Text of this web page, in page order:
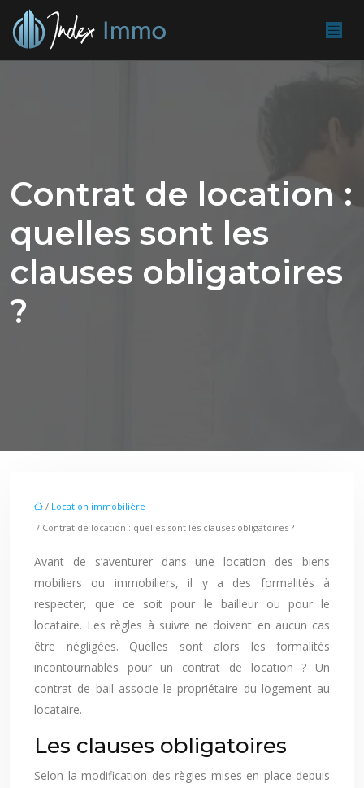
Contrat de location :
quelles sont les
clauses obligatoires
?
/ Location immobilière
/ Contrat de location : quelles sont les clauses obligatoires ?
Avant de s’aventurer dans une location des biens
mobiliers ou immobiliers, il y a des formalités à
respecter, que ce soit pour le bailleur ou pour le
locataire. Les règles à suivre ne doivent en aucun cas
être négligées. Quelles sont alors les formalités
incontournables pour un contrat de location ? Un
contrat de bail associe le propriétaire du logement au
locataire.
Les clauses obligatoires
Selon la modification des règles mises en place depuis